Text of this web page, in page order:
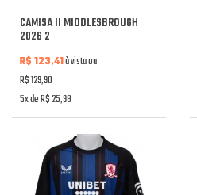
CAMISA II MIDDLESBROUGH
2026 2
R$ 123,41à vista ou
R$ 129,90
5x de R$ 25,98